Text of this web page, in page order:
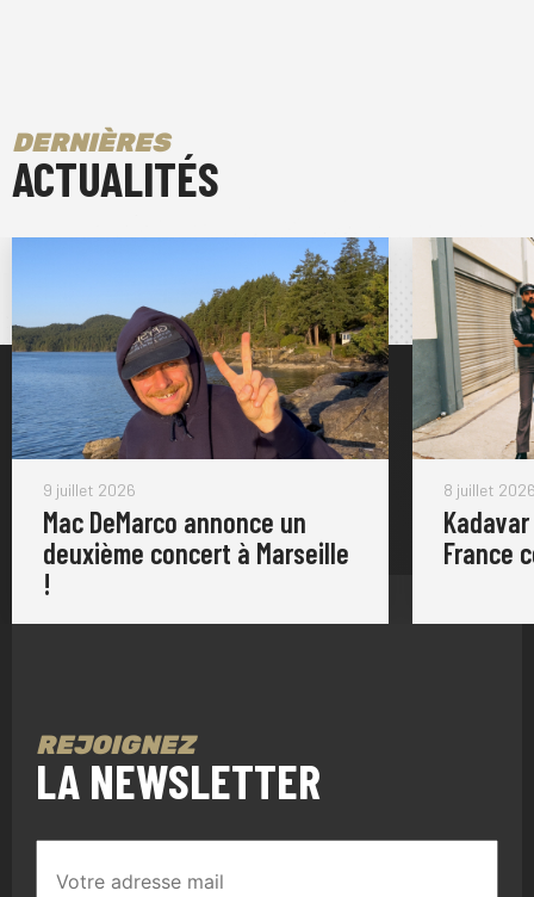
DERNIÈRES
ACTUALITÉS
9 juillet 2026
Mac DeMarco annonce un
deuxième concert à Marseille
!
8 juillet
France
REJOIGNEZ
LA NEWSLETTER